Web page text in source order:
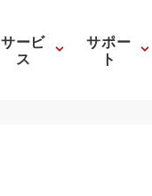
サービ
ス
サポー
ト